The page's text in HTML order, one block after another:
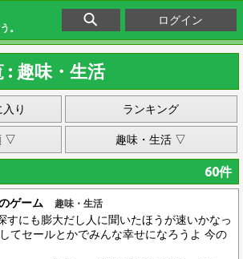
。
ログイン
: 趣味・生活
り ランキング
▽ 趣味・生活 ▽
60件
ゲーム 趣味・生活
すにも膨大だし人に聞いたほうが速いかなっ
てセールとかでみんな幸せになろうよ 今の